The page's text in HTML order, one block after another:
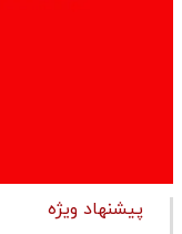
پیشنهاد ویژه